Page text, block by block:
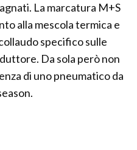
La marcatura M+S
alla mescola termica e
specifico sulle
Da sola però non
di uno pneumatico da